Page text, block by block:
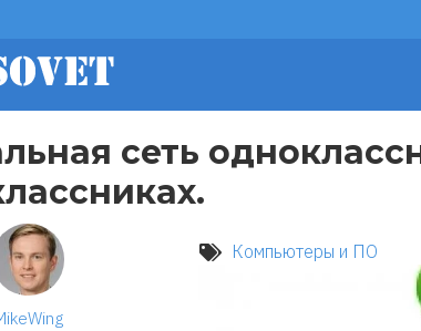
сеть
Компьютеры и ПО